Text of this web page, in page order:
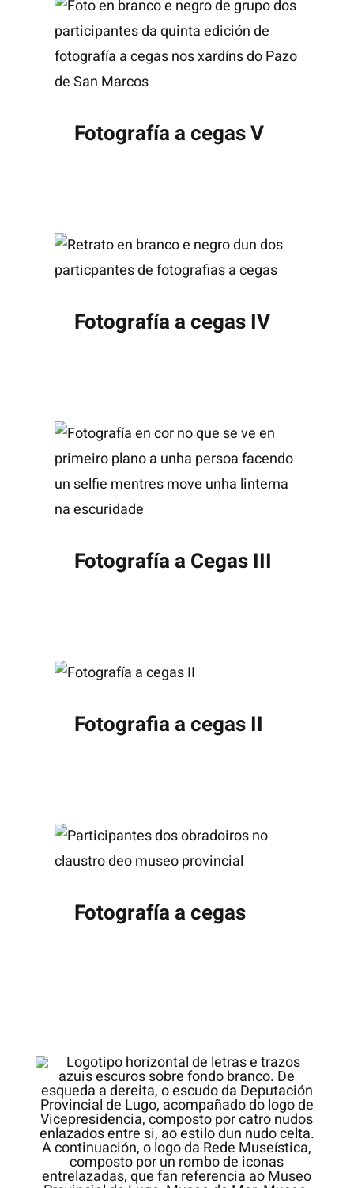
Fotografía a cegas V
Fotografía a cegas IV
Fotografía a Cegas III
Fotografia a cegas II
Fotografía a cegas